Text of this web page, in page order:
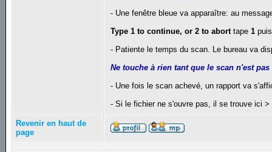
- Une fenêtre bleue va apparaître: au
Type 1 to continue, or 2 to abort tape1
- Patiente le temps du scan. Le bureau va
Ne touche à rien tant que le scan n'est
- Une fois le scan achevé, un rapport va
- Si le fichier ne s'ouvre pas, il se trouve ici
Revenir en haut de
page